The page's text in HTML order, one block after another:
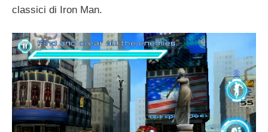
classici di Iron Man.